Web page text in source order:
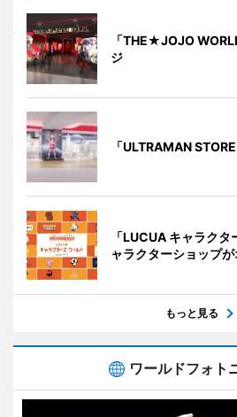
「THE★JOJO
ジ
「ULTRAMAN
「LUCUA キャラク
ャラクターショップ
もっと見る
ワールドフォト